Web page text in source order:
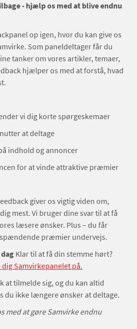
- hjælp os med at blive endnu
op igen, hvor du kan give os
Som paneldeltager får du
tanker om vores artikler, temaer,
hjælper os med at forstå, hvad
vi dig korte spørgeskemaer
at deltage
indhold og annoncer
for at vinde attraktive præmier
giver os vigtig viden om,
mest. Vi bruger dine svar til at få
læsere ønsker. Plus – du får
præmier undervejs.
Klar til at få din stemme hørt?
Samvirkepanelet på.
at tilmelde sig, og du kan altid
du ikke længere ønsker at deltage.
med at gøre Samvirke endnu